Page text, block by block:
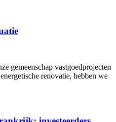
gemeenschap vastgoedprojecten
renovatie, hebben we